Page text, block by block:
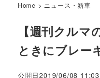
Home > ニュース・新車
【週刊クル
ときにブレー
公開日2019/06/08 11:03